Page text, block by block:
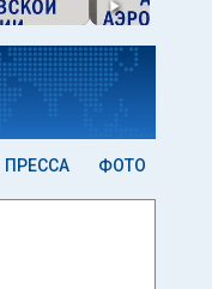
ПРЕССА ФОТО